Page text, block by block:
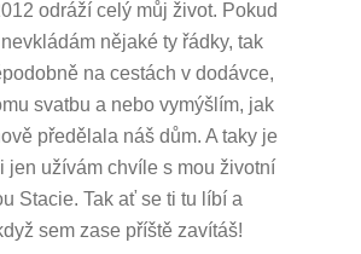
odráží celý můj život. Pokud
nějaké ty řádky, tak
na cestách v dodávce,
svatbu a nebo vymýšlím, jak
předělala náš dům. A taky je
jen užívám chvíle s mou životní
Stacie. Tak ať se ti tu líbí a
sem zase příště zavítáš!